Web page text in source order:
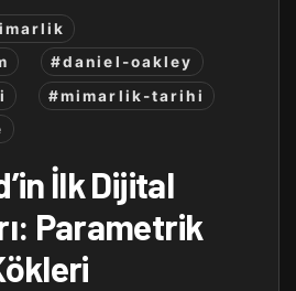
#daniel-oakley
#mimarlik-tarihi
İlk Dijital
Parametrik